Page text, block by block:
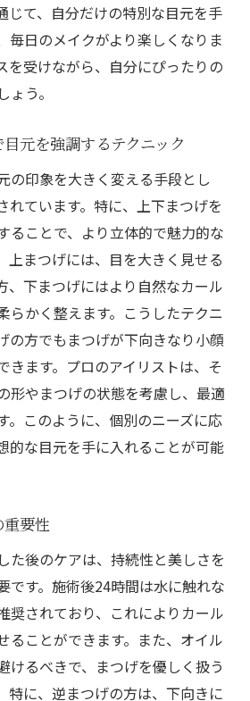
じて、自分だけの特別な目元を手
毎日のメイクがより楽しくなりま
を受けながら、自分にぴったりの
う。
目元を強調するテクニック
の印象を大きく変える手段とし
れています。特に、上下まつげを
ることで、より立体的で魅力的な
上まつげには、目を大きく見せる
、下まつげにはより自然なカール
らかく整えます。こうしたテクニ
の方でもまつげが下向きなり小顔
きます。プロのアイリストは、そ
形やまつげの状態を考慮し、最適
。このように、個別のニーズに応
的な目元を手に入れることが可能
重要性
た後のケアは、持続性と美しさを
です。施術後24時間は水に触れな
奨されており、これによりカール
ることができます。また、オイル
けるべきで、まつげを優しく扱う
特に、逆まつげの方は、下向きに